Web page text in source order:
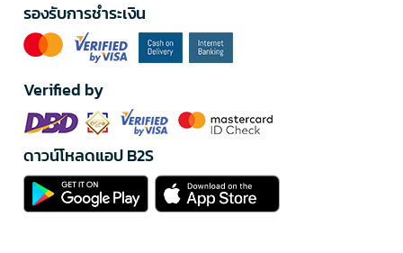
รองรับการชำระเงิน
Verified by
ดาวน์โหลดแอป B2S